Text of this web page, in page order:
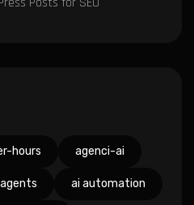
hours agenci-ai
ai automation